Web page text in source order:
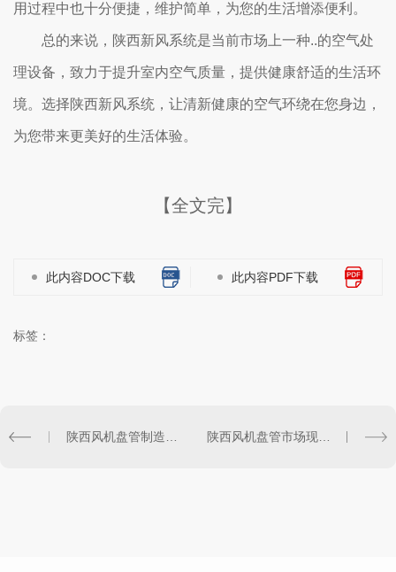
用过程中也十分便捷，维护简单，为您的生活增添便利。
总的来说，陕西新风系统是当前市场上一种..的空气处
理设备，致力于提升室内空气质量，提供健康舒适的生活环
境。选择陕西新风系统，让清新健康的空气环绕在您身边，
为您带来更美好的生活体验。
【全文完】
此内容DOC下载 此内容PDF下载
标签：